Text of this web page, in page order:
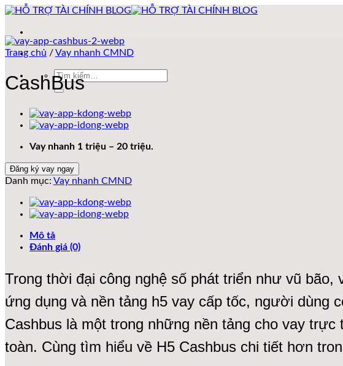
Bỏ
dung
Tìm
kiếm:
Trang chủ /Vay nhanh CMND
CashBus
Vay nhanh 1 triệu – 20 triệu.
Đăng ký vay ngay
Danh mục: Vay nhanh CMND
Mô tả
Đánh giá (0)
Trong thời đại công nghệ số phát triển như vũ
ứng dụng và nền tảng h5 vay cấp tốc, người dùng
Cashbus là một trong những nền tảng cho vay
toàn. Cùng tìm hiểu về H5 Cashbus chi tiết hơn